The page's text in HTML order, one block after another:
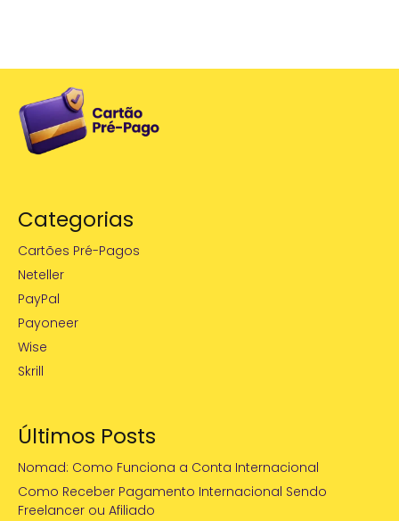
Categorias
Cartões Pré-Pagos
Neteller
PayPal
Payoneer
Wise
Skrill
Últimos Posts
Nomad: Como Funciona a Conta Internacional
Como Receber Pagamento Internacional Sendo
Freelancer ou Afiliado